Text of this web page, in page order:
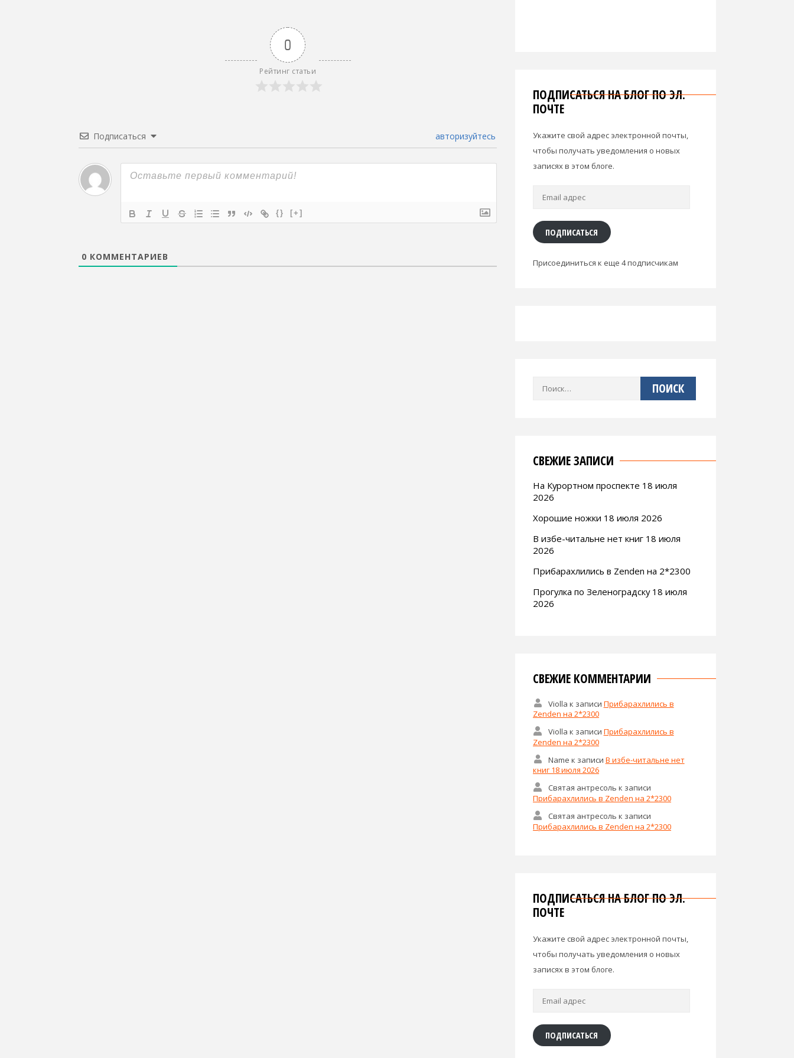
0
Рейтинг статьи
Подписаться авторизуйтесь
{} [+]
0 КОММЕНТАРИЕВ
ПОДПИСАТЬСЯ НА БЛОГ ПО ЭЛ.
ПОЧТЕ
Укажите свой адрес электронной почты,
чтобы получать уведомления о новых
записях в этом блоге.
Email
ПОДПИСАТЬСЯ
Присоединиться к еще 4 подписчикам
СВЕЖИЕ ЗАПИСИ
На Курортном проспекте 18 июля
2026
Хорошие ножки 18 июля 2026
В избе-читальне нет книг 18 июля
2026
Прибарахлились в Zenden на 2*2300
Прогулка по Зеленоградску 18 июля
2026
СВЕЖИЕ КОММЕНТАРИИ
Violla к записи Прибарахлились в
Zenden на 2*2300
Violla к записи Прибарахлились в
Zenden на 2*2300
Name к записи В избе-читальне нет
книг 18 июля 2026
Святая антресоль к записи
Прибарахлились в Zenden на 2*2300
Святая антресоль к записи
Прибарахлились в Zenden на 2*2300
ПОДПИСАТЬСЯ НА БЛОГ ПО ЭЛ.
ПОЧТЕ
Укажите свой адрес электронной почты,
чтобы получать уведомления о новых
записях в этом блоге.
ПОДПИСАТЬСЯ